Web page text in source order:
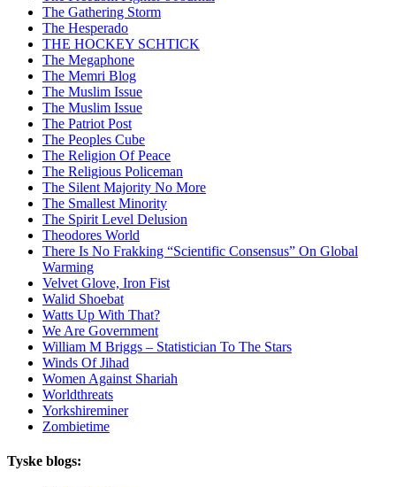
The Gathering Storm
The Hesperado
THE HOCKEY SCHTICK
The Megaphone
The Memri Blog
The Muslim Issue
The Muslim Issue
The Patriot Post
The Peoples Cube
The Religion Of Peace
The Religious Policeman
The Silent Majority No More
The Smallest Minority
The Spirit Level Delusion
Theodores World
There Is No Frakking “Scientific Consensus” On Global
Warming
Velvet Glove, Iron Fist
Walid Shoebat
Watts Up With That?
We Are Government
William M Briggs – Statistician To The Stars
Winds Of Jihad
Women Against Shariah
Worldthreats
Yorkshireminer
Zombietime
Tyske blogs: